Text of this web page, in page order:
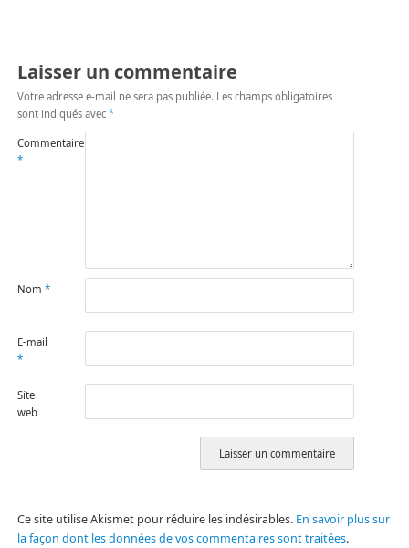
Laisser un commentaire
Votre adresse e-mail ne sera pas publiée. Les champs obligatoires
sont indiqués avec *
Commentaire
*
Nom *
E-mail
*
Site
web
Ce site utilise Akismet pour réduire les indésirables. En savoir plus sur
la façon dont les données de vos commentaires sont traitées.